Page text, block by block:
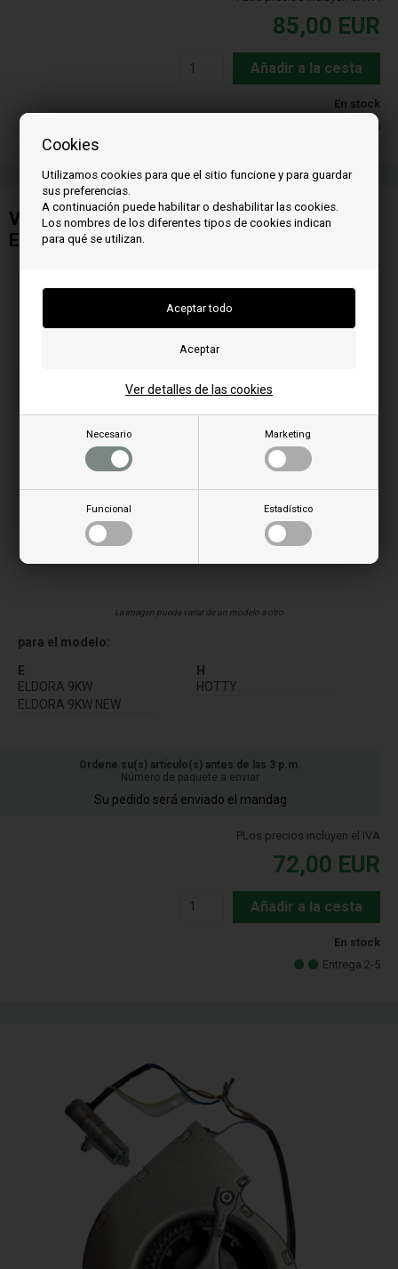
Cookies
Utilizamos cookies para que el sitio funcione y para guardar
sus preferencias.
A continuación puede habilitar o deshabilitar las cookies.
Los nombres de los diferentes tipos de cookies indican
para qué se utilizan.
Necesario Marketing
Funcional Estadístico
Ver detalles de las cookies
85,00 EUR
Añadir a la cesta
En stock
Entrega 2-5
Ventilador para estufa de pellets Palazzetti /
Ecofire
La imagen puede variar de un modelo a otro
para el modelo:
E
ELDORA 9KW
ELDORA 9KW NEW
H
HOTTY
Ordene su(s) artículo(s) antes de las 3 p.m.
Número de paquete a enviar
Su pedido será enviado el mandag
PLos precios incluyen el IVA
72,00 EUR
Añadir a la cesta
En stock
Entrega 2-5